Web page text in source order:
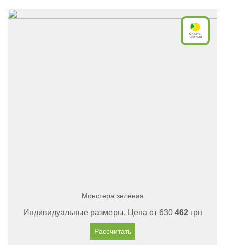
Монстера зеленая
Индивидуальные размеры, Цена от630 462грн
Рассчитать